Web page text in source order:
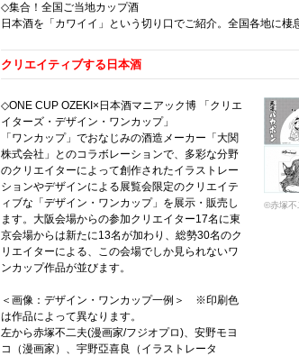
◇集合！全国ご当地カップ酒
日本酒を「カワイイ」という切り口でご紹介。全国各地に棲
クリエイティブする日本酒
©赤塚
◇ONE CUP OZEKI×日本酒マニアック博 「クリエ
イターズ・デザイン・ワンカップ」
「ワンカップ」でおなじみの酒造メーカー「大関
株式会社」とのコラボレーションで、多彩な分野
のクリエイターによって創作されたイラストレー
ションやデザインによる展覧会限定のクリエイテ
ィブな「デザイン・ワンカップ」を展示・販売し
ます。大阪会場からの参加クリエイター17名に東
京会場からは新たに13名が加わり、総勢30名のク
リエイターによる、この会場でしか見られないワ
ンカップ作品が並びます。
＜画像：デザイン・ワンカップ一例＞ ※印刷色
は作品によって異なります。
左から赤塚不二夫(漫画家/フジオプロ)、安野モヨ
コ（漫画家）、宇野亞喜良（イラストレータ